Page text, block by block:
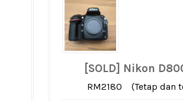
[SOLD] Nikon
RM2180 (Tetap dan